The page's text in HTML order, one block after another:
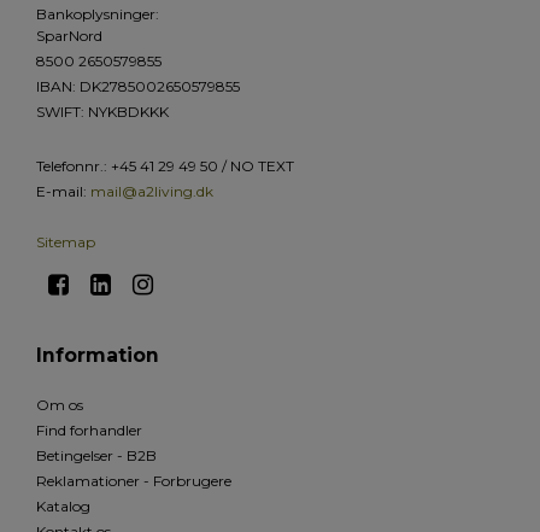
Bankoplysninger:
SparNord
8500 2650579855
IBAN: DK2785002650579855
SWIFT: NYKBDKKK
Telefonnr. : +45 41 29 49 50 / NO TEXT
E-mail: mail@a2living.dk
Sitemap
Information
Om os
Find forhandler
Betingelser - B2B
Reklamationer - Forbrugere
Katalog